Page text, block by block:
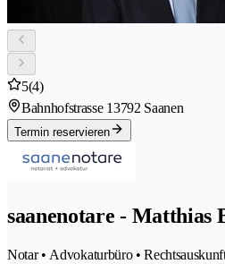
5(4)
Bahnhofstrasse 13792 Saanen
Termin reservieren
saanenotare - Matthias
Notar • Advokaturbüro •